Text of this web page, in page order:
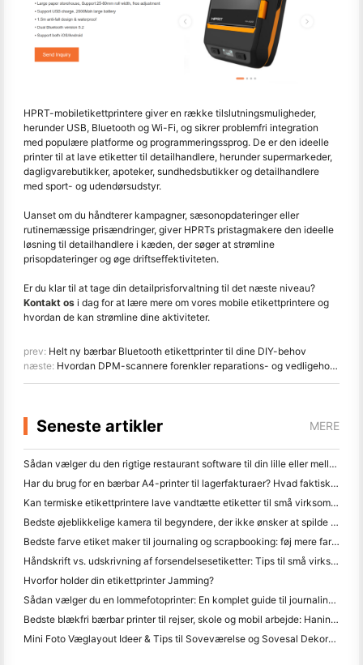
HPRT-mobiletikettprintere giver en række tilslutningsmuligheder,
herunder USB, Bluetooth og Wi-Fi, og sikrer problemfri integration
med populære platforme og programmeringssprog. De er den ideelle
printer til at lave etiketter til detailhandlere, herunder supermarkeder,
dagligvarebutikker, apoteker, sundhedsbutikker og detailhandlere
med sport- og udendørsudstyr.
Uanset om du håndterer kampagner, sæsonopdateringer eller
rutinemæssige prisændringer, giver HPRTs pristagmakere den ideelle
løsning til detailhandlere i kæden, der søger at strømline
prisopdateringer og øge driftseffektiviteten.
Er du klar til at tage din detailprisforvaltning til det næste niveau?
Kontakt os i dag for at lære mere om vores mobile etikettprintere og
hvordan de kan strømline dine aktiviteter.
prev: Helt ny bærbar Bluetooth etikettprinter til dine DIY-behov
næste: Hvordan DPM-scannere forenkler reparations- og vedligeholdelsesopgaver
Seneste artikler MERE
Sådan vælger du den rigtige restaurant software til din lille eller mellemstore restaurant
Har du brug for en bærbar A4-printer til lagerfakturaer? Hvad faktisk virker
Kan termiske etikettprintere lave vandtætte etiketter til små virksomhedsprodukter?
Bedste øjeblikkelige kamera til begyndere, der ikke ønsker at spilde papir
Bedste farve etiket maker til journaling og scrapbooking: føj mere farve til hver side
Håndskrift vs. udskrivning af forsendelsesetiketter: Tips til små virksomheder i 2026
Hvorfor holder din etikettprinter Jamming?
Sådan vælger du en lommefotoprinter: En komplet guide til journaling, rejser og iPhone-brugere
Bedste blækfri bærbar printer til rejser, skole og mobil arbejde: Hanin MT620 Pro anmeldelse
Mini Foto Væglayout Ideer & Tips til Soveværelse og Sovesal Dekoration